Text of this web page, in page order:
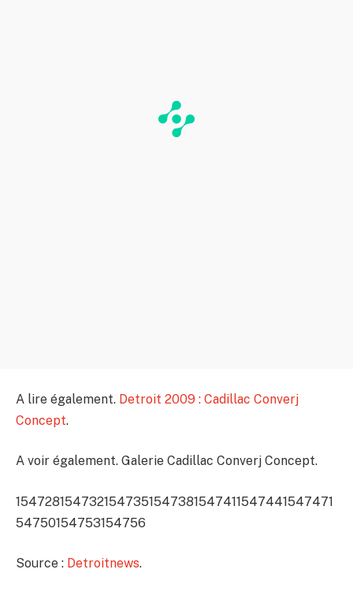
A lire également. Detroit 2009 : Cadillac Converj
Concept.
A voir également. Galerie Cadillac Converj Concept.
1547281547321547351547381547411547441547471
54750154753154756
Source : Detroitnews.